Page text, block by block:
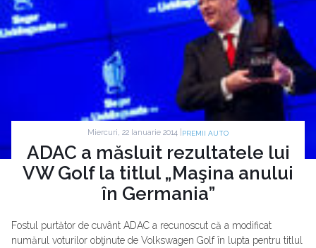
Miercuri, 22 Ianuarie 2014 | PREMII AUTO
ADAC a măsluit rezultatele lui
VW Golf la titlul „Maşina anului
în Germania”
Fostul purtător de cuvânt ADAC a recunoscut că a modificat
numărul voturilor obţinute de Volkswagen Golf în lupta pentru titlul